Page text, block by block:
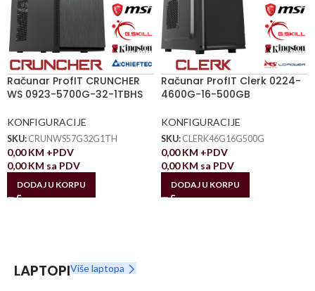
Računar ProfIT CRUNCHER
WS 0923-5700G-32-1TBHS
KONFIGURACIJE
SKU: CRUNWS57G32G1TH
0,00KM +PDV
0,00KM sa PDV
DODAJ U KORPU
Računar ProfIT Clerk 0224-
4600G-16-500GB
KONFIGURACIJE
SKU: CLERK46G16G500G
0,00KM +PDV
0,00KM sa PDV
DODAJ U KORPU
LAPTOPIViše laptopa